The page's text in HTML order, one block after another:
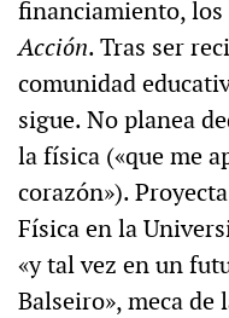
financiamiento, los
Acción. Tras ser
comunidad
sigue. No planea
la física («que me
corazón»).
Física en la
«y tal vez en un
Balseiro», meca